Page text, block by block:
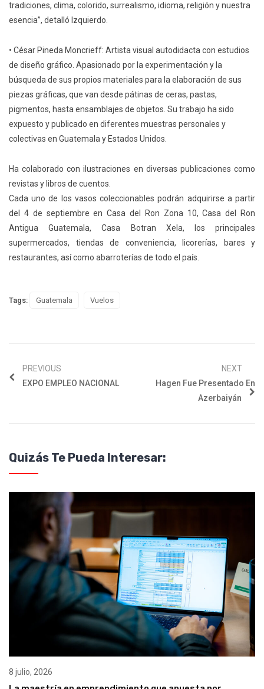
tradiciones, clima, colorido, surrealismo, idioma, religión y nuestra
esencia”, detalló Izquierdo.
• César Pineda Moncrieff: Artista visual autodidacta con estudios
de diseño gráfico. Apasionado por la experimentación y la
búsqueda de sus propios materiales para la elaboración de sus
piezas gráficas, que van desde pátinas de ceras, pastas,
pigmentos, hasta ensamblajes de objetos. Su trabajo ha sido
expuesto y publicado en diferentes muestras personales y
colectivas en Guatemala y Estados Unidos.
Ha colaborado con ilustraciones en diversas publicaciones como
revistas y libros de cuentos.
Cada uno de los vasos coleccionables podrán adquirirse a partir
del 4 de septiembre en Casa del Ron Zona 10, Casa del Ron
Antigua Guatemala, Casa Botran Xela, los principales
supermercados, tiendas de conveniencia, licorerías, bares y
restaurantes, así como abarroterías de todo el país.
Tags: Guatemala Vuelos
PREVIOUS
EXPO EMPLEO NACIONAL
NEXT
Hagen Fue Presentado En
Azerbaiyán
Quizás Te Pueda Interesar:
8 julio, 2026